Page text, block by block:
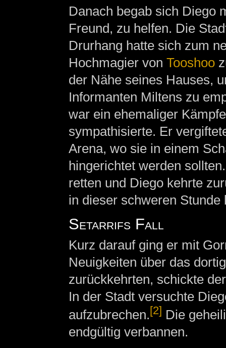
Danach begab sich Diego
Freund, zu helfen. Die
Drurhang hatte sich zum
Hochmagier von Tooshoo
der Nähe seines Hauses,
Informanten Miltens zu
war ein ehemaliger
sympathisierte. Er
Arena, wo sie in einem
hingerichtet werden
retten und Diego kehrte
in dieser schweren Stunde
Setarrifs Fall
Kurz darauf ging er mit
Neuigkeiten über das
zurückkehrten, schickte
In der Stadt versuchte
aufzubrechen.[2] Die
endgültig verbannen.